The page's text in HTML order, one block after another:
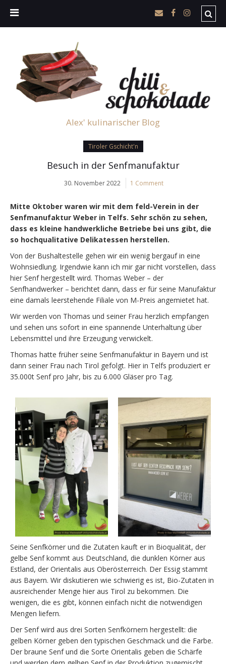
Alex' kulinarischer Blog
Tiroler Gschicht'n
Besuch in der Senfmanufaktur
30. November 2022 1 Comment
Mitte Oktober waren wir mit dem feld-Verein in der
Senfmanufaktur Weber in Telfs. Sehr schön zu sehen,
dass es kleine handwerkliche Betriebe bei uns gibt, die
so hochqualitative Delikatessen herstellen.
Von der Bushaltestelle gehen wir ein wenig bergauf in eine
Wohnsiedlung. Irgendwie kann ich mir gar nicht vorstellen, dass
hier Senf hergestellt wird. Thomas Weber – der
Senfhandwerker – berichtet dann, dass er für seine Manufaktur
eine damals leerstehende Filiale von M-Preis angemietet hat.
Wir werden von Thomas und seiner Frau herzlich empfangen
und sehen uns sofort in eine spannende Unterhaltung über
Lebensmittel und ihre Erzeugung verwickelt.
Thomas hatte früher seine Senfmanufaktur in Bayern und ist
dann seiner Frau nach Tirol gefolgt. Hier in Telfs produziert er
35.000t Senf pro Jahr, bis zu 6.000 Gläser pro Tag.
Seine Senfkörner und die Zutaten kauft er in Bioqualität, der
gelbe Senf kommt aus Deutschland, die dunklen Körner aus
Estland, der Orientalis aus Oberösterreich. Der Essig stammt
aus Bayern. Wir diskutieren wie schwierig es ist, Bio-Zutaten in
ausreichender Menge hier aus Tirol zu bekommen. Die
wenigen, die es gibt, können einfach nicht die notwendigen
Mengen liefern.
Der Senf wird aus drei Sorten Senfkörnern hergestellt: die
gelben Körner geben den typischen Geschmack und die Farbe.
Der braune Senf und die Sorte Orientalis geben die Schärfe